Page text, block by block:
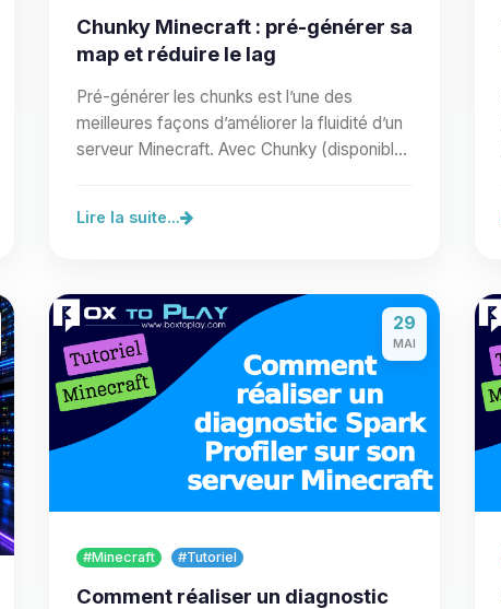
Chunky Minecraft : pré-générer sa
map et réduire le lag
Pré-générer les chunks est l’une des
meilleures façons d’améliorer la fluidité d’un
serveur Minecraft. Avec Chunky (disponible
Lire la suite...
29
MAI
#Minecraft #Tutoriel
Comment réaliser un diagnostic